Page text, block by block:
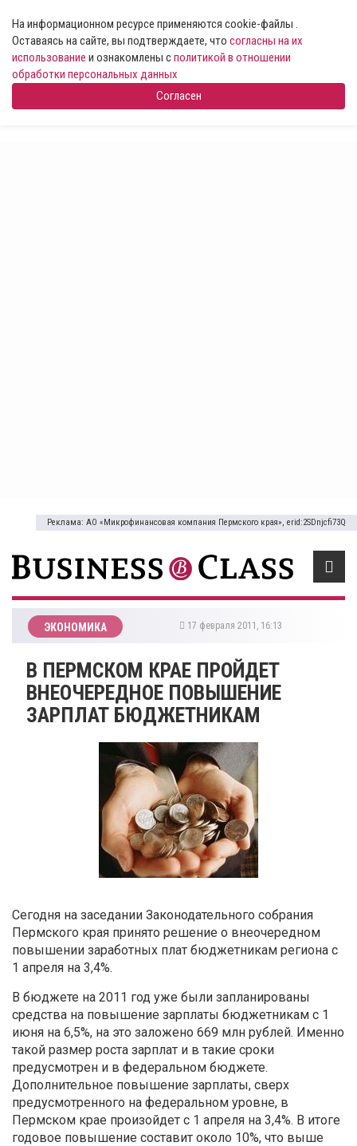
На информационном ресурсе применяются cookie-файлы .
Оставаясь на сайте, вы подтверждаете, что согласны на их
использование и ознакомлены сполитикой в отношении
обработки персональных данных
Согласен
Реклама: АО «Микрофинансовая компания Пермского края», erid:2SDnjcfi73Q
ЭКОНОМИКА 17 февраля 2011, 16:13
В ПЕРМСКОМ КРАЕ ПРОЙДЕТ
ВНЕОЧЕРЕДНОЕ ПОВЫШЕНИЕ
ЗАРПЛАТ БЮДЖЕТНИКАМ
Сегодня на заседании Законодательного собрания
Пермского края принято решение о внеочередном
повышении заработных плат бюджетникам региона с
1 апреля на 3,4%.
В бюджете на 2011 год уже были запланированы
средства на повышение зарплаты бюджетникам с 1
июня на 6,5%, на это заложено 669 млн рублей. Именно
такой размер роста зарплат и в такие сроки
предусмотрен и в федеральном бюджете.
Дополнительное повышение зарплаты, сверх
предусмотренного на федеральном уровне, в
Пермском крае произойдет с 1 апреля на 3,4%. В итоге
годовое повышение составит около 10%, что выше